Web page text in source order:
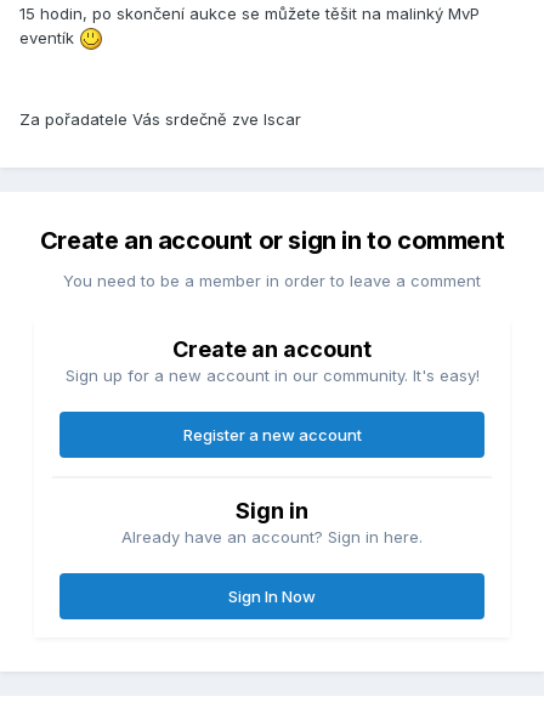
15 hodin, po skončení­ aukce se můžete těšit na malinký MvP
eventí­k
Za pořadatele Vás srdečně zve Iscar
Create an account or sign in to comment
You need to be a member in order to leave a comment
Create an account
Sign up for a new account in our community. It's easy!
Register a new account
Sign in
Already have an account? Sign in here.
Sign In Now